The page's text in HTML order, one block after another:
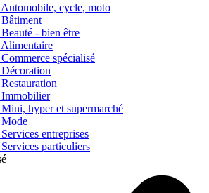
Automobile, cycle, moto
Bâtiment
Beauté - bien être
Alimentaire
Commerce spécialisé
Décoration
Restauration
Immobilier
Mini, hyper et supermarché
Mode
Services entreprises
Services particuliers